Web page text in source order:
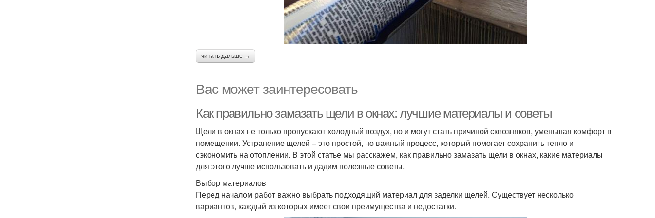
читать дальше →
Вас может заинтересовать
Как правильно замазать щели в окнах: лучшие материалы и советы
Щели в окнах не только пропускают холодный воздух, но и могут стать причиной сквозняков, уменьшая комфорт в
помещении. Устранение щелей – это простой, но важный процесс, который помогает сохранить тепло и
сэкономить на отоплении. В этой статье мы расскажем, как правильно замазать щели в окнах, какие материалы
для этого лучше использовать и дадим полезные советы.
Выбор материалов
Перед началом работ важно выбрать подходящий материал для заделки щелей. Существует несколько
вариантов, каждый из которых имеет свои преимущества и недостатки.